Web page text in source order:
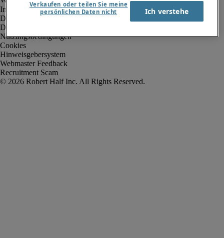
Impressum
Datenschutz
Datenschutz Arbeitnehmer/Zeitarbeitskräfte
Nutzungsbedingungen
Cookies
Hinweisgebersystem
Webmaster Feedback
Recruitment Scam
Verkaufen oder teilen Sie meine
persönlichen Daten nicht
Ich verstehe